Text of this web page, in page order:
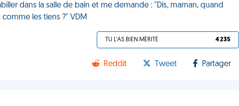
dans la salle de bain et me demande : "Dis, maman, quand
les tiens ?" VDM
TU L'AS BIEN MÉRITÉ 4 235
Reddit Tweet Partager